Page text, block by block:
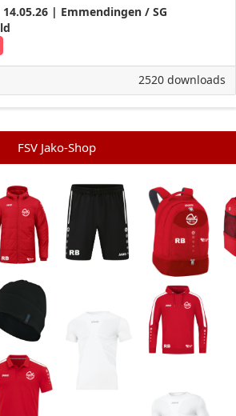
| Emmendingen / SG
2520 downloads
FSV Jako-Shop